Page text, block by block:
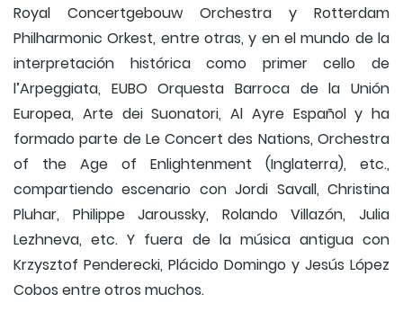
Royal Concertgebouw Orchestra y Rotterdam
Philharmonic Orkest, entre otras, y en el mundo de la
interpretación histórica como primer cello de
l’Arpeggiata, EUBO Orquesta Barroca de la Unión
Europea, Arte dei Suonatori, Al Ayre Español y ha
formado parte de Le Concert des Nations, Orchestra
of the Age of Enlightenment (Inglaterra), etc.,
compartiendo escenario con Jordi Savall, Christina
Pluhar, Philippe Jaroussky, Rolando Villazón, Julia
Lezhneva, etc. Y fuera de la música antigua con
Krzysztof Penderecki, Plácido Domingo y Jesús López
Cobos entre otros muchos.